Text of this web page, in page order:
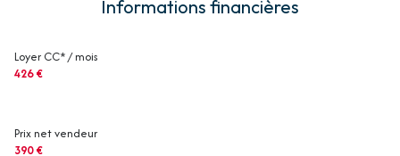
Informations financières
Loyer CC* / mois
426 €
Prix net vendeur
390 €